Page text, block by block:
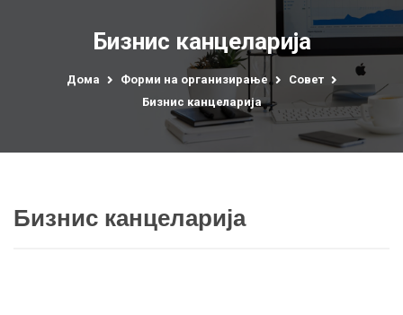
Бизнис канцеларија
Дома Форми на организирање
Совет
Бизнис канцеларија
Бизнис канцеларија